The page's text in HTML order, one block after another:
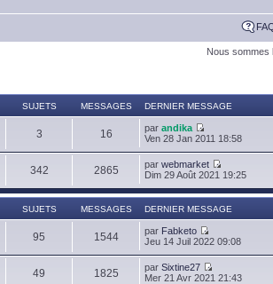
Nous sommes
SUJETS MESSAGES DERNIER MESSAGE
3 16 par andika
Ven 28 Jan 2011 18:58
342 2865 par webmarket
Dim 29 Août 2021 19:25
SUJETS MESSAGES DERNIER MESSAGE
95 1544 par Fabketo
Jeu 14 Juil 2022 09:08
49 1825 par Sixtine27
Mer 21 Avr 2021 21:43